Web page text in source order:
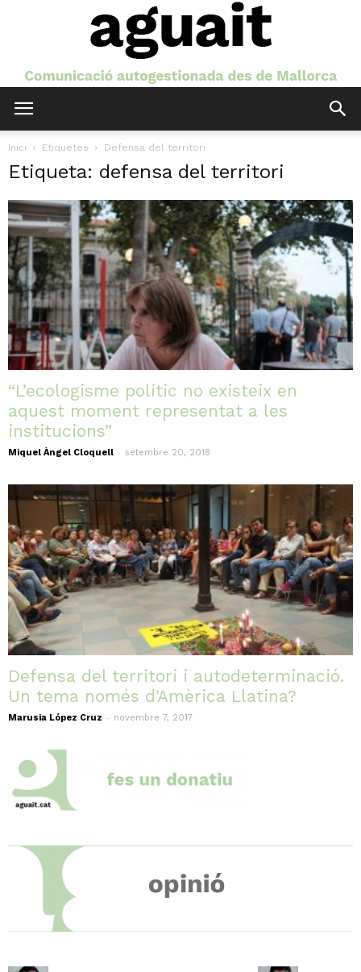
Inici Etiquetes Defensa del territori
Etiqueta: defensa del territori
“L’ecologisme polític no existeix en
aquest moment representat a les
institucions”
Miquel Àngel Cloquell - setembre 20, 2018
Defensa del territori i autodeterminació.
Un tema només d’Amèrica Llatina?
Marusia López Cruz - novembre 7, 2017